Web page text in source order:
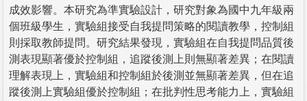
成效影響。本研究為準實驗設計，研究對象為國中九年級兩
個班級學生，實驗組接受自我提問策略的閱讀教學，控制組
則採取教師提問。研究結果發現，實驗組在自我提問品質後
測表現顯著優於控制組，追蹤後測上則無顯著差異；在閱讀
理解表現上，實驗組和控制組於後測並無顯著差異，但在追
蹤後測上實驗組優於控制組；在批判性思考能力上，實驗組